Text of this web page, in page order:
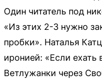
Один читатель под
«Из этих 2-3 нужно
пробки». Наталья
иронией: «Если ехать
Ветлужанки через